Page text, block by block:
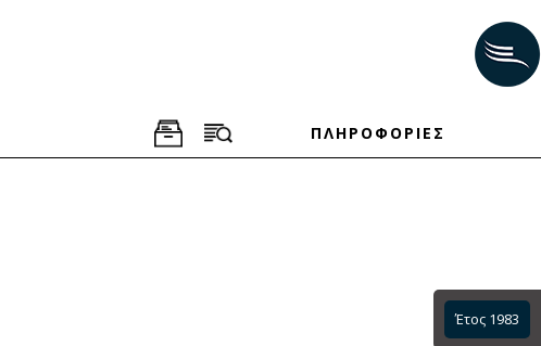
ΠΛΗΡΟΦΟΡΙΕΣ
Έτος 1983